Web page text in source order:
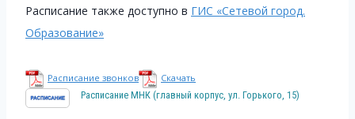
Расписание также доступно в ГИС «Сетевой город.
Образование»
Расписание звонков
Скачать
Расписание МНК (главный корпус, ул. Горького, 15)